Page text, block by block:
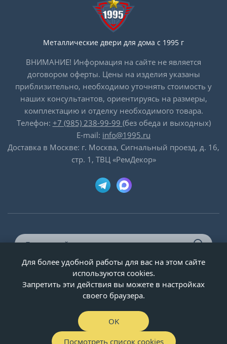
Металлические двери для дома с 1995 г
ВНИМАНИЕ! Информация на сайте не является
договором оферты. Цены на изделия указаны
приблизительно, необходимо уточнять стоимость у
наших консультантов, ориентируясь на размеры,
комплектацию и отделку необходимого товара.
Телефон: +7 (985) 238-99-99 (без обеда и выходных)
E-mail: info@1995.ru
Доставка в Москве: г. Москва, Сигнальный проезд, д. 16,
стр. 1, ТВЦ «РемДекор»
© ООО «Двери-и-точка», ИНН 5020092947, 1995-2026 г.
Для более удобной работы для вас на этом сайте
используются cookies.
Запретить эти действия вы можете в настройках
своего браузера.
OK
Посмотреть список cookies